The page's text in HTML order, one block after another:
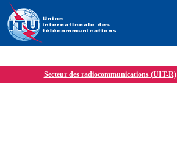
Secteur des radiocommunications (UIT-R)